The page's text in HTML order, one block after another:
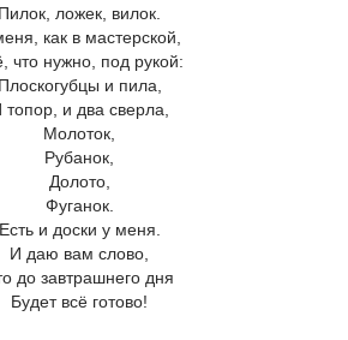
Пилок, ложек, вилок.
как в мастерской,
что нужно, под рукой:
Плоскогубцы и пила,
топор, и два сверла,
Молоток,
Рубанок,
Долото,
Фуганок.
Есть и доски у меня.
И даю вам слово,
до завтрашнего дня
Будет всё готово!